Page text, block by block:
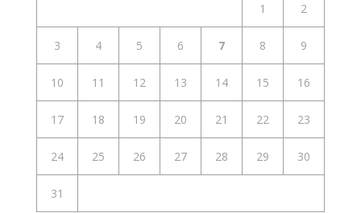
1 2
3 4 5 6 7 8 9
10 11 12 13 14 15 16
17 18 19 20 21 22 23
24 25 26 27 28 29 30
31